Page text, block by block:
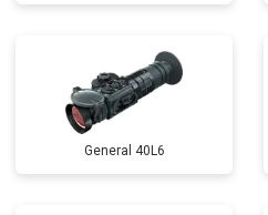
General 40L6